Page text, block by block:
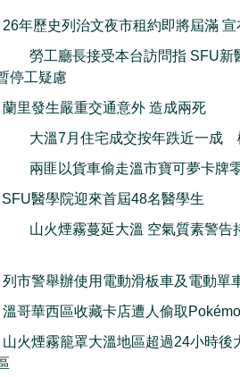
26年歷史列治文夜市租約即將屆滿 宣
勞工廳長接受本台訪問指 SFU新
停工疑慮
蘭里發生嚴重交通意外 造成兩死
大溫7月住宅成交按年跌近一成
兩匪以貨車偷走溫市寶可夢卡牌
SFU醫學院迎來首屆48名醫學生
山火煙霧蔓延大溫 空氣質素警
列市警舉辦使用電動滑板車及電動單
溫哥華西區收藏卡店遭人偷取
山火煙霧籠罩大溫地區超過24小時後